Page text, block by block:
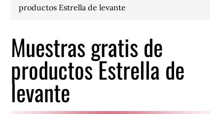
productos Estrella de levante
Muestras gratis de
productos Estrella de
levante